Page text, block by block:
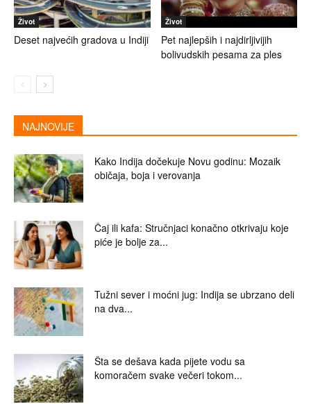
Život
Deset najvećih gradova u Indiji
Život
Pet najlepših i najdirljivijih
bolivudskih pesama za ples
NAJNOVIJE
Kako Indija dočekuje Novu godinu: Mozaik
običaja, boja i verovanja
Čaj ili kafa: Stručnjaci konačno otkrivaju koje
piće je bolje za...
Tužni sever i moćni jug: Indija se ubrzano deli
na dva...
Šta se dešava kada pijete vodu sa
komoračem svake večeri tokom...